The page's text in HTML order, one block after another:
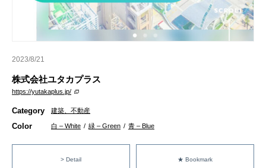
2023/8/21
株式会社ユタカプラス
https://yutakaplus.jp/
Category 建築、不動産
Color 白 – White / 緑 – Green / 青 – Blue
> Detail ★ Bookmark